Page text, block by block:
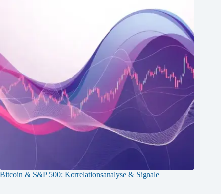
Bitcoin & S&P 500: Korrelationsanalyse & Signale